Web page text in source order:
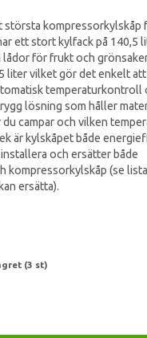
kompressorkylskåp
ett stort kylfack på 140,5
för frukt och
liter vilket gör det enkelt
temperaturkontroll
lösning som håller
campar och vilken
är kylskåpet både
och ersätter både
kompressorkylskåp (se
ersätta).
(3 st)